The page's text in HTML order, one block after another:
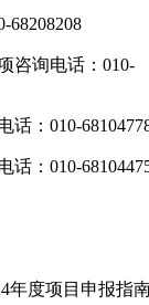
68208208
咨询电话：010-
话：010-
话：010-
年度项目申报指